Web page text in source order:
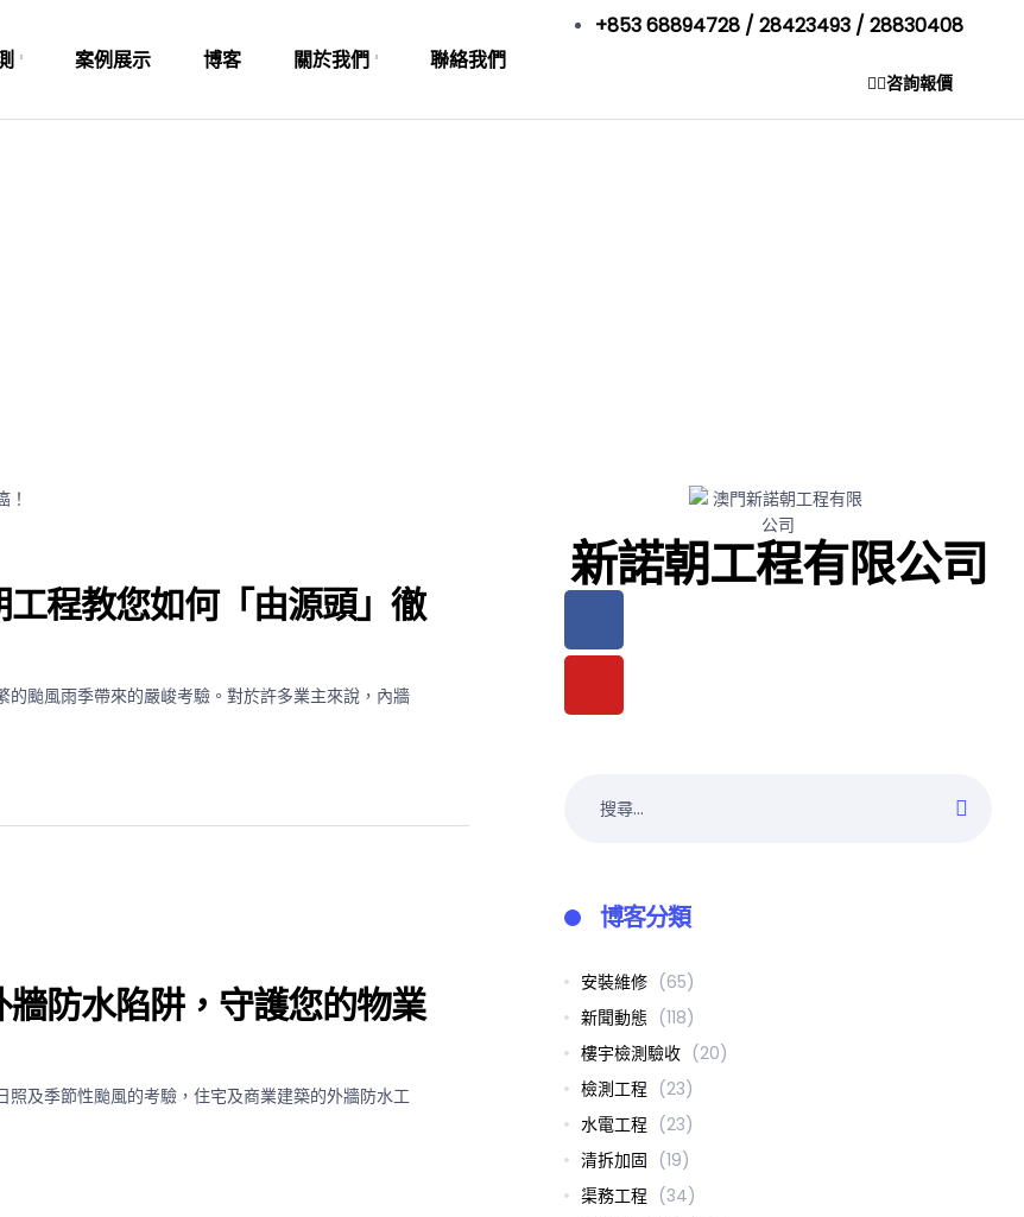
案例展示 博客 關於我們 聯絡我們
+853 68894728 / 28423493 / 28830408
咨詢報價
程教您如何「由源頭」徹
颱風雨季帶來的嚴峻考驗。對於許多業主來說，內牆
防水陷阱，守護您的物業
及季節性颱風的考驗，住宅及商業建築的外牆防水工
新諾朝工程有限公司
博客分類
安裝維修 (65)
新聞動態 (118)
樓宇檢測驗收 (20)
檢測工程 (23)
水電工程 (23)
清拆加固 (19)
渠務工程 (34)